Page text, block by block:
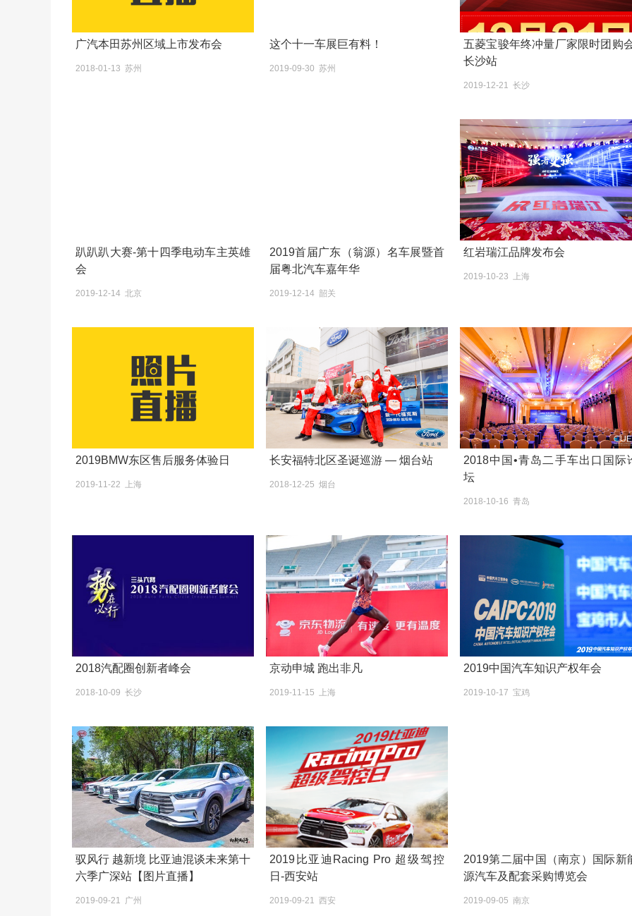
广汽本田苏州区域上市发布会
2018-01-13 苏州
这个十一车展巨有料！
2019-09-30 苏州
五菱宝骏年终冲量厂家限时团购
长沙站
2019-12-21 长沙
趴趴趴大赛-第十四季电动车主英雄
会
2019-12-14 北京
2019首届广东（翁源）名车展暨首
届粤北汽车嘉年华
2019-12-14 韶关
红岩瑞江品牌发布会
2019-10-23 上海
2019BMW东区售后服务体验日
2019-11-22 上海
长安福特北区圣诞巡游 — 烟台站
2018-12-25 烟台
2018中国•青岛二手车出口国际
坛
2018-10-16 青岛
2018汽配圈创新者峰会
2018-10-09 长沙
京动申城 跑出非凡
2019-11-15 上海
2019中国汽车知识产权年会
2019-10-17 宝鸡
驭风行 越新境 比亚迪混谈未来第十
六季广深站【图片直播】
2019-09-21 广州
2019比亚迪Racing Pro 超级驾控
日-西安站
2019-09-21 西安
2019第二届中国（南京）国际新
源汽车及配套采购博览会
2019-09-05 南京